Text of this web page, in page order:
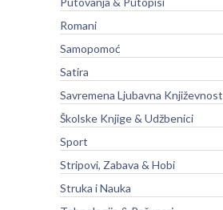
Romani
Samopomoć
Satira
Savremena Ljubavna Književnost
Školske Knjige & Udžbenici
Sport
Stripovi, Zabava & Hobi
Struka i Nauka